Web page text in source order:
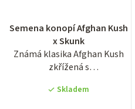
Semena konopí Afghan Kush
x Skunk
Známá klasika Afghan Kush
zkřížená s
Výnosný cross...
Skladem
produktu
je
3,4
z
hvězdiček.